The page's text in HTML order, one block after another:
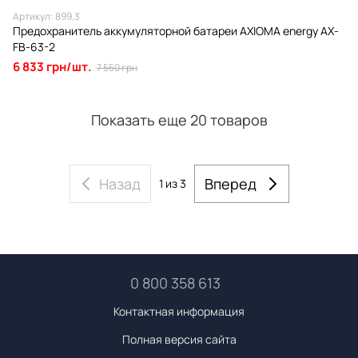
Артикул: 899,3
Предохранитель аккумуляторной батареи AXIOMA energy АХ-
FB-63-2
6 833 грн/шт. 7 550 грн
Показать еще 20 товаров
Назад 1 из 3 Вперед
0 800 358 613
Контактная информация
Полная версия сайта